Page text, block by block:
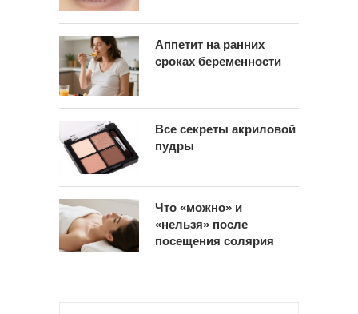
Аппетит на ранних
сроках беременности
Все секреты акриловой
пудры
Что «можно» и
«нельзя» после
посещения солярия